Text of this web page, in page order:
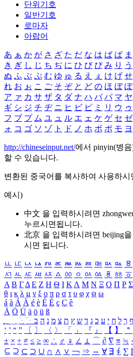
단위기호
일반기호
로마자
아랍어
あ ぁ か が さ ざ た だ な は ば ぱ ま
き ぎ し じ ち ぢ に ひ び ぴ み り う
ぬ ふ ぶ ぷ む ゆ ゅ る え ぇ け げ せ
れ お ぉ こ ご そ ぞ と ど の ほ ぼ ぽ
ア ァ カ サ ザ タ ダ ナ ハ バ パ マ ヤ
ギ シ ジ チ ヂ ニ ヒ ビ ピ ミ リ ウ ゥ
フ ブ プ ム ユ ュ ル エ ェ ケ ゲ セ ゼ
ォ コ ゴ ソ ゾ ト ド ノ ホ ボ ポ モ ヨ
http://chineseinput.net/에서 pinyin(병
할 수 있습니다.
변환된 중국어를 복사하여 사용하시
예시)
中文 을 입력하시려면
누르시면됩니다.
北京 을 입력하시려면 beijing
시면 됩니다.
ㅥ ㅦ ㅧ ㅨ ㅩ ㅪ ㅫ ㅬ ㅭ ㅮ ㅯ ㅰ ㅱ
ㅺ ㅻ ㅼ ㅽ ㅾ ㅿ ㆀ ㆁ ㆂ ㆃ ㆄ ㆅ ㆆ
Α Β ΓΔ Ε Ζ Η Θ Ι ΚΛ Μ Ν Ξ Ο Π Ρ Σ
θ ι κ λ μ ν ξ ο π ρ σ τ υ φ χ ψ ω
á à Á À é è É È ç Ç ê
Ä Ö Ü ä ö ü ß
ִֶֹ ֻּ ׁׂ ף ך ל ח י ע כ ג ד ש ץ ת צ מ נ ה ב
‘ ’ “ ” 〔 〕 〈 〉 「 」 『 』 【 】 ＂
± × ÷ ≠ ≤ ≥ ∞ ∴ ♂ ♀ ∠ ⊥ ⌒ ∂ ∇ ≡ ≒
⊆ ⊇ ⊂ ⊃ ∪ ∩ ∧ ∨ ￢ ⇒ ⇔ ∀ ∃ ∮ ∑